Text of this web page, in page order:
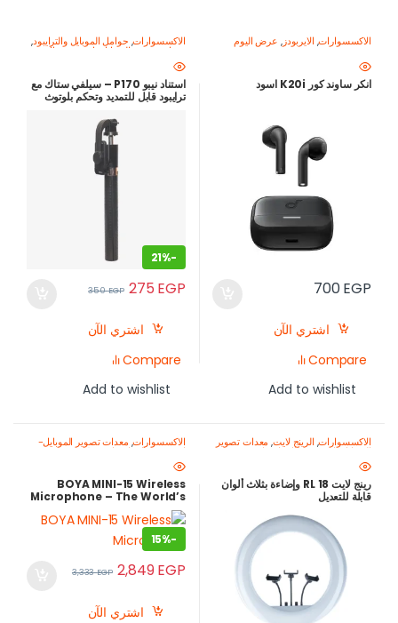
الاكسسوارات, الايربودز, عرض اليوم
انكر ساوند كور K20i اسود
700EGP
اشتري الآن
Compare
Add to wishlist
الاكسسوارات, حوامل الموبايل والترايبود,
معدات تصوير الموبايل-اصنع محتواك
باحتراف
استناد نيبو P170 – سيلفي ستاك مع
ترايبود قابل للتمديد وتحكم بلوتوث
-
21%
275 EGP
350EGP
اشتري الآن
Compare
Add to wishlist
الاكسسوارات, الرينج لايت, معدات تصوير
الموبايل-اصنع محتواك باحتراف
رينج لايت RL 18 وإضاءة بثلاث ألوان
قابلة للتعديل
الاكسسوارات, معدات تصوير الموبايل-
اصنع محتواك باحتراف ميكروفون
للموبايل
BOYA MINI-15 Wireless
Microphone – The World’s
Smallest Mic for Content
Creators
-
15%
2,849EGP
3,333EGP
اشتري الآن